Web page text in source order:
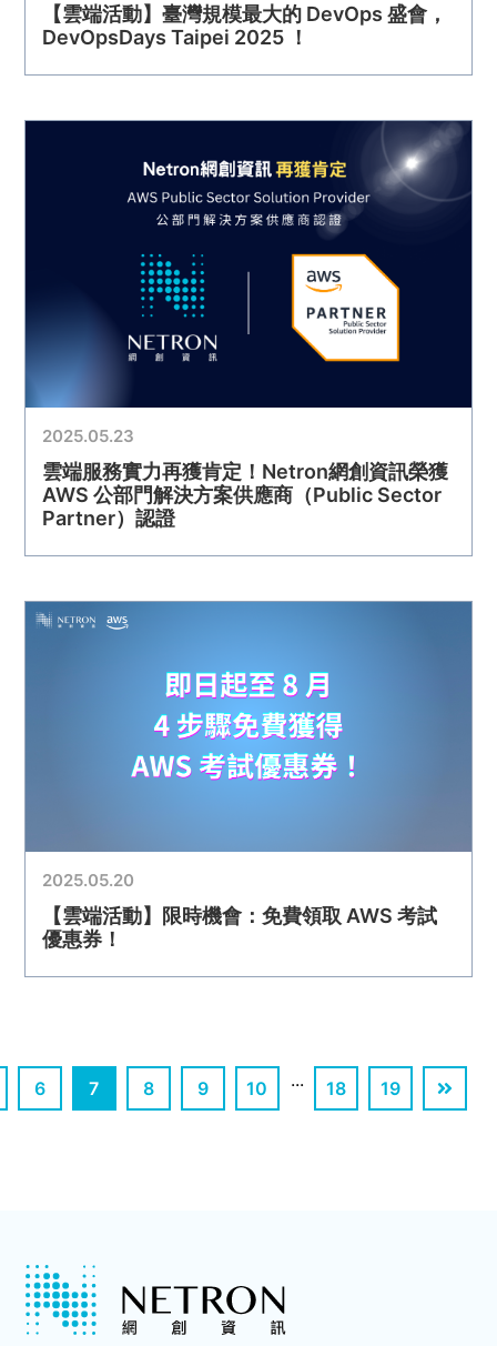
【雲端活動】臺灣規模最大的 DevOps 盛會，
DevOpsDays Taipei 2025 ！
2025.05.23
雲端服務實力再獲肯定！Netron網創資訊榮獲
AWS 公部門解決方案供應商（Public Sector
Partner）認證
2025.05.20
【雲端活動】限時機會：免費領取 AWS 考試
優惠券！
6 7 8 9 10 ... 18 19